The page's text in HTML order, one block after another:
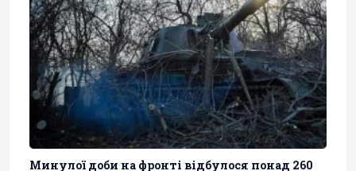
Минулої доби на фронті відбулося понад 260